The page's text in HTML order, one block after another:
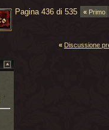
Pagina 436 di 535 « Primo
« Discussione